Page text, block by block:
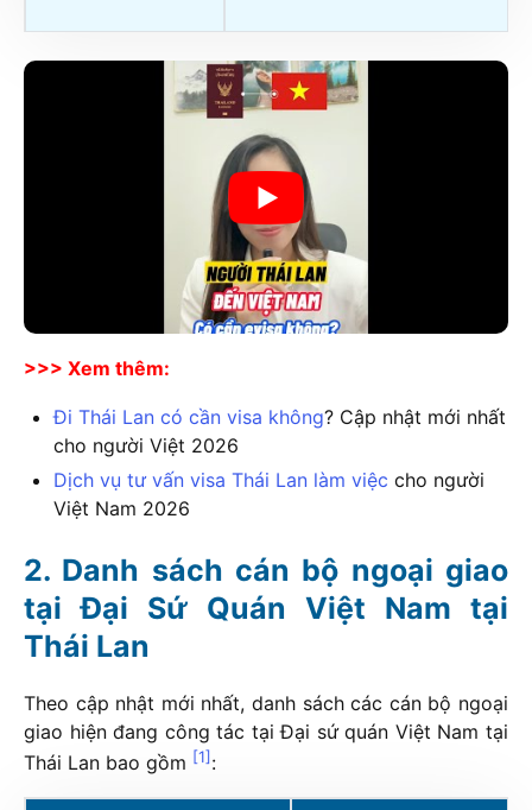
>>> Xem thêm:
Đi Thái Lan có cần visa không? Cập nhật mới nhất
cho người Việt 2026
Dịch vụ tư vấn visa Thái Lan làm việc cho người
Việt Nam 2026
Danh sách cán bộ ngoại giao
tại Đại Sứ Quán Việt Nam tại
Thái Lan
Theo cập nhật mới nhất, danh sách các cán bộ ngoại
giao hiện đang công tác tại Đại sứ quán Việt Nam tại
Thái Lan bao gồm [1]: